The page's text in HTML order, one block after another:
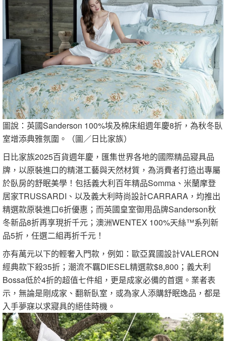
圖說：英國Sanderson 100%埃及棉床組週年慶8折，為秋冬臥
室增添典雅氛圍。（圖／日比家族）
日比家族2025百貨週年慶，匯集世界各地的國際精品寢具品
牌，以原裝進口的精湛工藝與天然材質，為消費者打造出專屬
於臥房的舒眠美學！包括義大利百年精品Somma、米蘭摩登
居家TRUSSARDI、以及義大利時尚設計CARRARA，均推出
精選款原裝進口6折優惠；而英國皇室御用品牌Sanderson秋
冬新品8折再享現折千元；澳洲WENTEX 100%天絲™系列新
品5折，任選二組再折千元！
亦有萬元以下的輕奢入門款，例如：歐亞異國設計VALERON
經典款下殺35折；潮流不羈DIESEL精選款$8,800；義大利
Bossa低於4折的超值七件組，更是成家必備的首選。業者表
示，無論是剛成家、翻新臥室，或為家人添購舒眠逸品，都是
入手夢寐以求寢具的絕佳時機。